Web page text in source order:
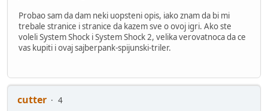
Probao sam da dam neki uopsteni opis, iako znam da bi mi
trebale stranice i stranice da kazem sve o ovoj igri. Ako ste
voleli System Shock i System Shock 2, velika verovatnoca da ce
vas kupiti i ovaj sajberpank-spijunski-triler.
cutter
4